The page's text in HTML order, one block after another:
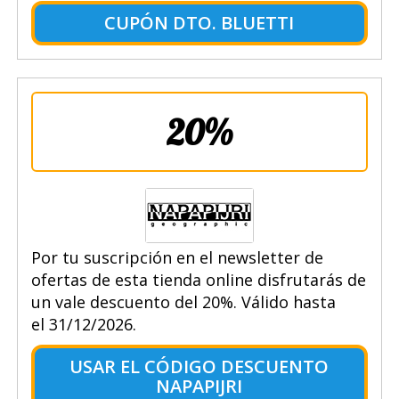
CUPÓN DTO. BLUETTI
20%
Por tu suscripción en el newsletter de
ofertas de esta tienda online disfrutarás de
un vale descuento del 20%. Válido hasta
el 31/12/2026.
USAR EL CÓDIGO DESCUENTO
NAPAPIJRI